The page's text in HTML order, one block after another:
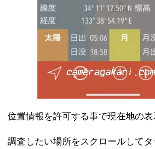
位置情報を許可する事で現在地の表
調査したい場所をスクロールして